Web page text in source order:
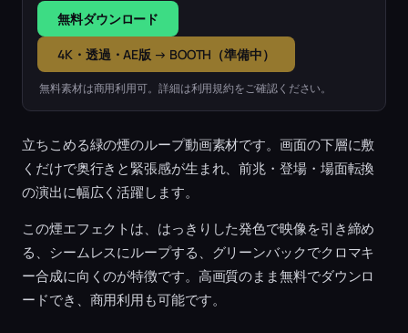
無料ダウンロード
4K・透過・AE版 → BOOTH（準備中）
無料素材は商用利用可。詳細は利用規約をご確認ください。
立ちこめる緑の煙のループ動画素材です。画面の下層に敷
くだけで奥行きと緊張感が生まれ、前兆・登場・場面転換
の演出に幅広く活躍します。
この煙エフェクトは、はっきりした発色で映像を引き締め
る、シームレスにループする、グリーンバックでクロマキ
ー合成に向くのが特徴です。高画質のまま無料でダウンロ
ードでき、商用利用も可能です。